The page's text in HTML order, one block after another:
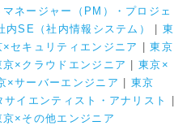
ネージャー（PM）・プロジェ
内SE（社内情報システム）
東
×セキュリティエンジニア |東京
京×クラウドエンジニア |東京×
×サーバーエンジニア
東京
イエンティスト・アナリスト
京×その他エンジニア